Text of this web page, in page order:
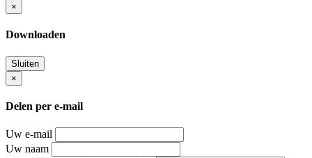
×
Downloaden
Sluiten
×
Delen per e-mail
Uw e-mail
Uw naam